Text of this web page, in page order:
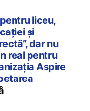
liceu,
și
dar nu
real pentru
Aspire